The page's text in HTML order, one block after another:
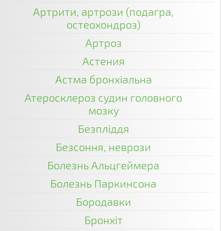
Артрити, артрози (подагра,
остеохондроз)
Артроз
Астения
Астма бронхіальна
Атеросклероз судин головного
мозку
Безпліддя
Безсоння, неврози
Болезнь Альцгеймера
Болезнь Паркинсона
Бородавки
Бронхіт